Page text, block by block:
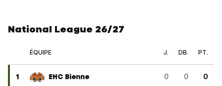
National League 26/27
ÉQUIPE J. DB. PT.
1 EHC Bienne 0 0 0